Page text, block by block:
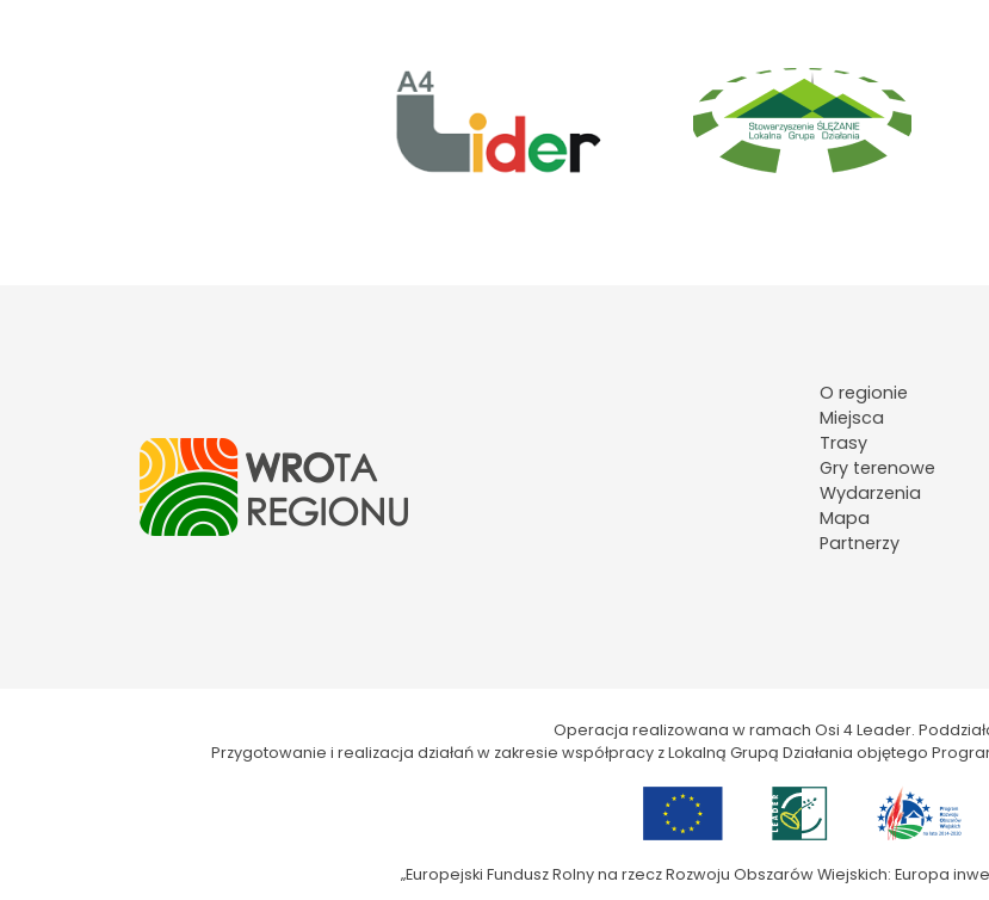
O regionie
Miejsca
Trasy
Gry terenowe
Wydarzenia
Mapa
Partnerzy
Operacja realizowana w ramach Osi 4 Leader.
Przygotowanie i realizacja działań w zakresie współpracy z Lokalną Grupą Działania objętego
„Europejski Fundusz Rolny na rzecz Rozwoju Obszarów Wiejskich: Europa